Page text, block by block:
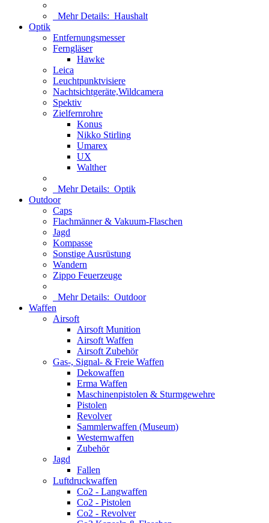
Mehr Details: Haushalt
Optik
Entfernungsmesser
Ferngläser
Hawke
Leica
Leuchtpunktvisiere
Nachtsichtgeräte,Wildcamera
Spektiv
Zielfernrohre
Konus
Nikko Stirling
Umarex
UX
Walther
Mehr Details: Optik
Outdoor
Caps
Flachmänner & Vakuum-Flaschen
Jagd
Kompasse
Sonstige Ausrüstung
Wandern
Zippo Feuerzeuge
Mehr Details: Outdoor
Waffen
Airsoft
Airsoft Munition
Airsoft Waffen
Airsoft Zubehör
Gas-, Signal- & Freie Waffen
Dekowaffen
Erma Waffen
Maschinenpistolen & Sturmgewehre
Pistolen
Revolver
Sammlerwaffen (Museum)
Westernwaffen
Zubehör
Jagd
Fallen
Luftdruckwaffen
Co2 - Langwaffen
Co2 - Pistolen
Co2 - Revolver